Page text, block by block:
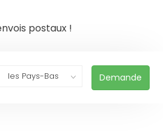
postaux !
Demande